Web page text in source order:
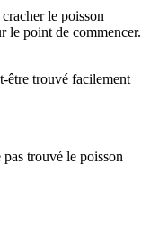
le poisson
le point de commencer.
être trouvé facilement
pas trouvé le poisson